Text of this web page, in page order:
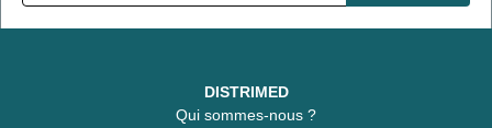
DISTRIMED
Qui sommes-nous ?